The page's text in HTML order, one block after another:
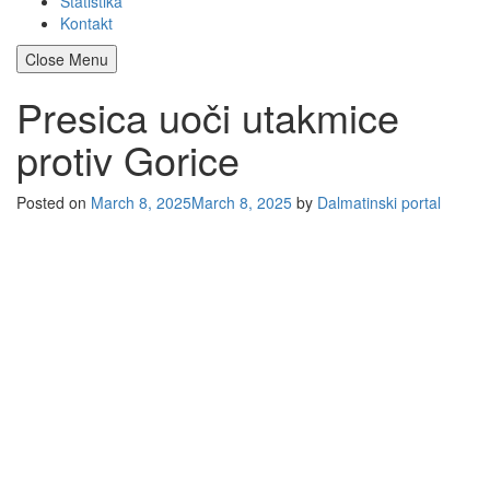
Kontakt
Close Menu
Presica uoči utakmice
protiv Gorice
Posted on March 8, 2025March 8, 2025 by Dalmatinski portal